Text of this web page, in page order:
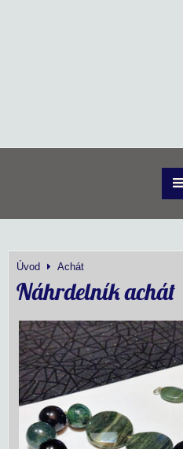
Úvod Achát
Náhrdelník achát